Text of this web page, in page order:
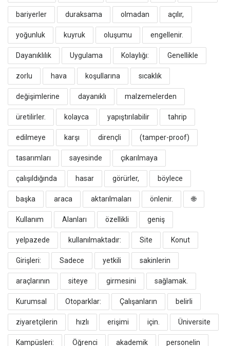
bariyerler duraksama olmadan açılır,
yoğunluk kuyruk oluşumu engellenir.
​Dayanıklılık Uygulama Kolaylığı: Genellikle
zorlu hava koşullarına sıcaklık
değişimlerine dayanıklı malzemelerden
üretilirler. kolayca yapıştırılabilir tahrip
edilmeye karşı dirençli (tamper-proof)
tasarımları sayesinde çıkarılmaya
çalışıldığında hasar görürler, böylece
başka araca aktarılmaları önlenir. ​🌐
Kullanım Alanları özellikli geniş
yelpazede kullanılmaktadır: ​Site Konut
Girişleri: Sadece yetkili sakinlerin
araçlarının siteye girmesini sağlamak.
​Kurumsal Otoparklar: Çalışanların belirli
ziyaretçilerin hızlı erişimi için. ​Üniversite
Kampüsleri: Öğrenci akademik personelin